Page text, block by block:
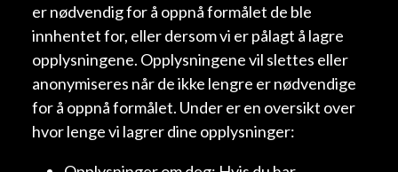
er nødvendig for å oppnå formålet de ble
innhentet for, eller dersom vi er pålagt å lagre
opplysningene. Opplysningene vil slettes eller
anonymiseres når de ikke lengre er nødvendige
for å oppnå formålet. Under er en oversikt over
hvor lenge vi lagrer dine opplysninger: